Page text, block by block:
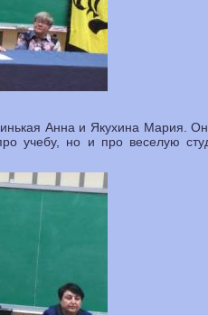
Анна и Якухина Мария.
учебу, но и про веселую